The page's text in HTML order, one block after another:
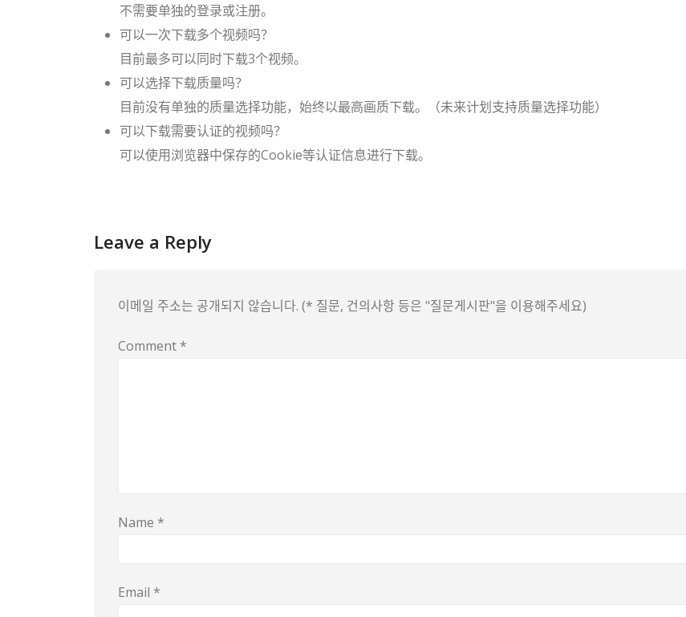
不需要单独的登录或注册。
可以一次下载多个视频吗？
目前最多可以同时下载3个视频。
可以选择下载质量吗？
目前没有单独的质量选择功能，始终以最高画质下载。（未来计划支持质量选择功能）
可以下载需要认证的视频吗？
可以使用浏览器中保存的Cookie等认证信息进行下载。
Leave a Reply
이메일 주소는 공개되지 않습니다. (* 질문, 건의사항 등은 "질문게시판"을 이용해주세요)
Comment *
Name *
Email *